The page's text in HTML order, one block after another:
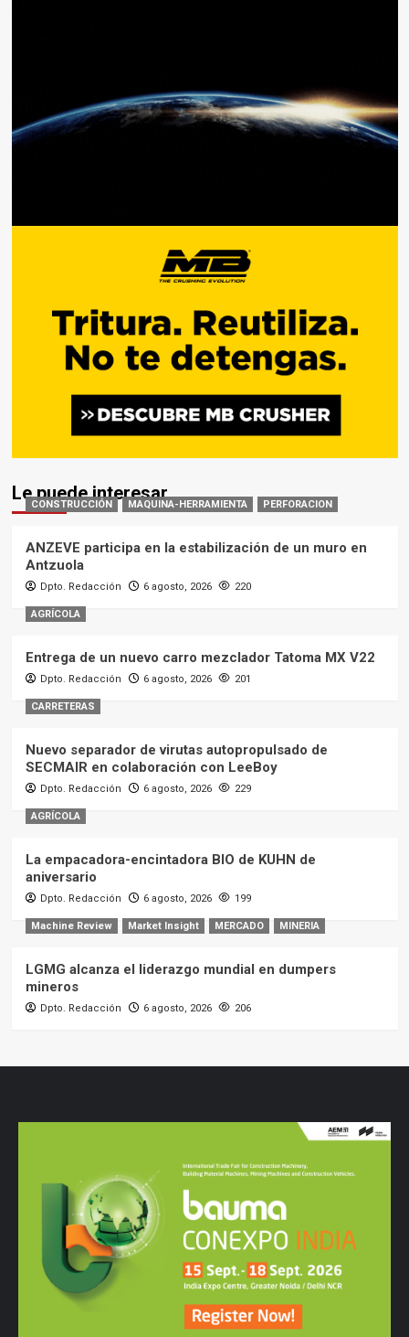
Le puede interesar
CONSTRUCCIÓN MAQUINA-HERRAMIENTA PERFORACION
ANZEVE participa en la estabilización de un muro en
Antzuola
Dpto. Redacción 6 agosto, 2026 220
AGRÍCOLA
Entrega de un nuevo carro mezclador Tatoma MX V22
Dpto. Redacción 6 agosto, 2026 201
CARRETERAS
Nuevo separador de virutas autopropulsado de
SECMAIR en colaboración con LeeBoy
Dpto. Redacción 6 agosto, 2026 229
AGRÍCOLA
La empacadora-encintadora BIO de KUHN de
aniversario
Dpto. Redacción 6 agosto, 2026 199
Machine Review Market Insight MERCADO MINERIA
LGMG alcanza el liderazgo mundial en dumpers
mineros
Dpto. Redacción 6 agosto, 2026 206